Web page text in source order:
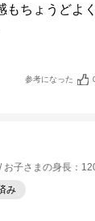
もちょうどよ
参考になった
お子さまの身長 ：
み